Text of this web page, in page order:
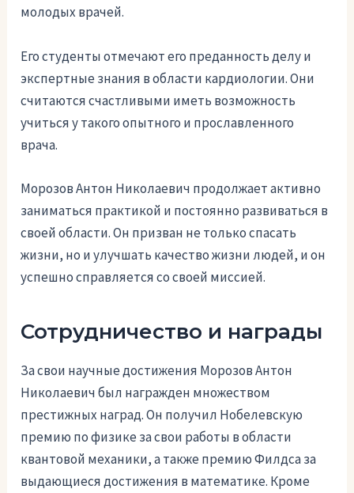
молодых врачей.
Его студенты отмечают его преданность делу и
экспертные знания в области кардиологии. Они
считаются счастливыми иметь возможность
учиться у такого опытного и прославленного
врача.
Морозов Антон Николаевич продолжает активно
заниматься практикой и постоянно развиваться в
своей области. Он призван не только спасать
жизни, но и улучшать качество жизни людей, и он
успешно справляется со своей миссией.
Сотрудничество и награды
За свои научные достижения Морозов Антон
Николаевич был награжден множеством
престижных наград. Он получил Нобелевскую
премию по физике за свои работы в области
квантовой механики, а также премию Филдса за
выдающиеся достижения в математике. Кроме